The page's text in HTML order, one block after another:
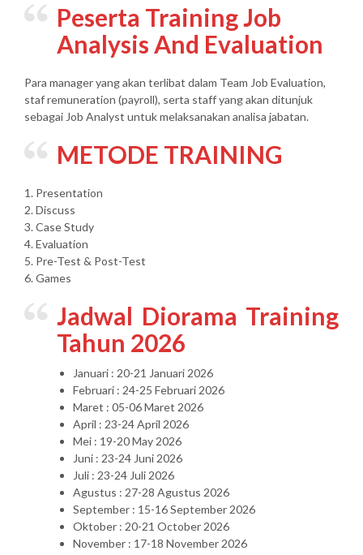
Peserta Training Job
Analysis And Evaluation
Para manager yang akan terlibat dalam Team Job Evaluation,
staf remuneration (payroll), serta staff yang akan ditunjuk
sebagai Job Analyst untuk melaksanakan analisa jabatan.
METODE TRAINING
1. Presentation
2. Discuss
3. Case Study
4. Evaluation
5. Pre-Test & Post-Test
6. Games
Jadwal Diorama Training
Tahun 2026
Januari : 20-21 Januari 2026
Februari : 24-25 Februari 2026
Maret : 05-06 Maret 2026
April : 23-24 April 2026
Mei : 19-20 May 2026
Juni : 23-24 Juni 2026
Juli : 23-24 Juli 2026
Agustus : 27-28 Agustus 2026
September : 15-16 September 2026
Oktober : 20-21 October 2026
November : 17-18 November 2026